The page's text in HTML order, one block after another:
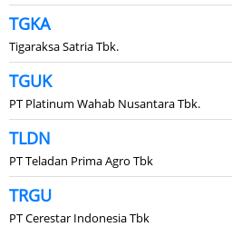
TGKA
Tigaraksa Satria Tbk.
TGUK
PT Platinum Wahab Nusantara Tbk.
TLDN
PT Teladan Prima Agro Tbk
TRGU
PT Cerestar Indonesia Tbk